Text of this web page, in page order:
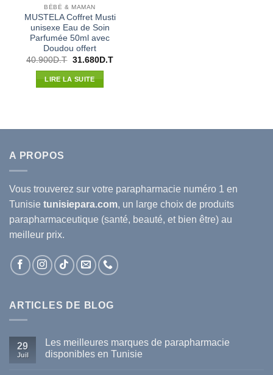
BÉBÉ & MAMAN
MUSTELA Coffret Musti
unisexe Eau de Soin
Parfumée 50ml avec
Doudou offert
40.900D.T Le
initial
était :
31.680D.TLe
LIRE LA SUITE
A PROPOS
Vous trouverez sur votre parapharmacie numéro 1 en
Tunisie tunisiepara.com, un large choix de produits
parapharmaceutique (santé, beauté, et bien être) au
meilleur prix.
ARTICLES DE BLOG
29
Juil
Les meilleures marques de parapharmacie
disponibles en Tunisie